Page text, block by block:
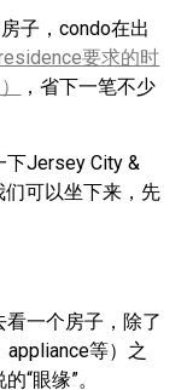
子，condo在出
要求的时
，省下一笔不少
下Jersey City &
可以坐下来，先
一个房子，除了
等）之
“眼缘”。